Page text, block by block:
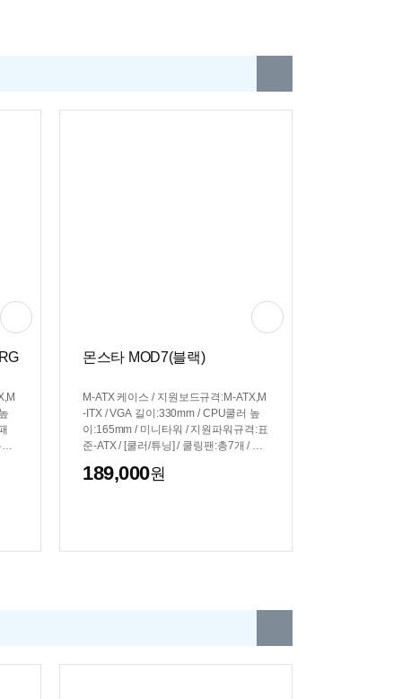
/
/
]
몬스타 MOD7(블랙)
M-ATX 케이스 / 지원보드규격:M-ATX,M
-ITX / VGA 길이:330mm / CPU쿨러 높
이:165mm / 미니타워 / 지원파워규격:표
준-ATX / [쿨러/튜닝] / 쿨링팬:총7개 / 후
x3 / 상단:120mm LED x2 / [크기] / 너비
189,000원